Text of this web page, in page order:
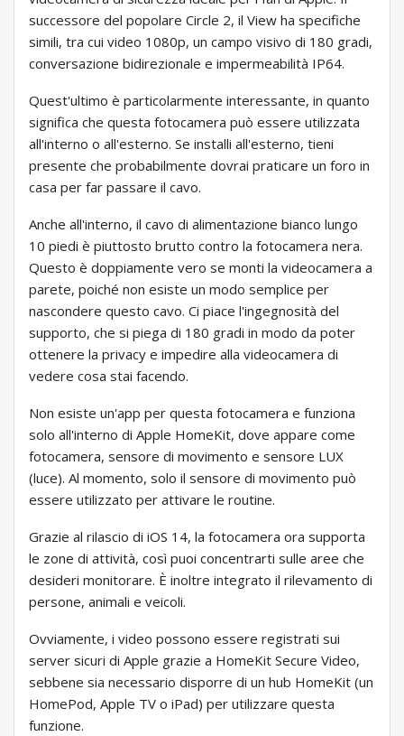
successore del popolare Circle 2, il View ha specifiche
simili, tra cui video 1080p, un campo visivo di 180 gradi,
conversazione bidirezionale e impermeabilità IP64.
Quest'ultimo è particolarmente interessante, in quanto
significa che questa fotocamera può essere utilizzata
all'interno o all'esterno. Se installi all'esterno, tieni
presente che probabilmente dovrai praticare un foro in
casa per far passare il cavo.
Anche all'interno, il cavo di alimentazione bianco lungo
10 piedi è piuttosto brutto contro la fotocamera nera.
Questo è doppiamente vero se monti la videocamera a
parete, poiché non esiste un modo semplice per
nascondere questo cavo. Ci piace l'ingegnosità del
supporto, che si piega di 180 gradi in modo da poter
ottenere la privacy e impedire alla videocamera di
vedere cosa stai facendo.
Non esiste un'app per questa fotocamera e funziona
solo all'interno di Apple HomeKit, dove appare come
fotocamera, sensore di movimento e sensore LUX
(luce). Al momento, solo il sensore di movimento può
essere utilizzato per attivare le routine.
Grazie al rilascio di iOS 14, la fotocamera ora supporta
le zone di attività, così puoi concentrarti sulle aree che
desideri monitorare. È inoltre integrato il rilevamento di
persone, animali e veicoli.
Ovviamente, i video possono essere registrati sui
server sicuri di Apple grazie a HomeKit Secure Video,
sebbene sia necessario disporre di un hub HomeKit (un
HomePod, Apple TV o iPad) per utilizzare questa
funzione.